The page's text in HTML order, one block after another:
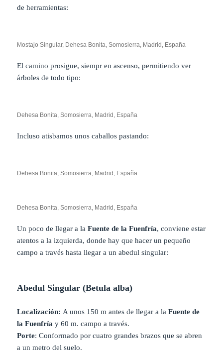
de herramientas:
Mostajo Singular, Dehesa Bonita, Somosierra, Madrid, España
El camino prosigue, siempr en ascenso, permitiendo ver
árboles de todo tipo:
Dehesa Bonita, Somosierra, Madrid, España
Incluso atisbamos unos caballos pastando:
Dehesa Bonita, Somosierra, Madrid, España
Dehesa Bonita, Somosierra, Madrid, España
Un poco de llegar a laFuente de la Fuenfría, conviene estar
atentos a la izquierda, donde hay que hacer un pequeño
campo a través hasta llegar a un abedul singular:
Abedul Singular (Betula alba)
Localización: A unos 150 m antes de llegar a laFuente de
la Fuenfría y 60 m. campo a través.
Porte: Conformado por cuatro grandes brazos que se abren
a un metro del suelo.